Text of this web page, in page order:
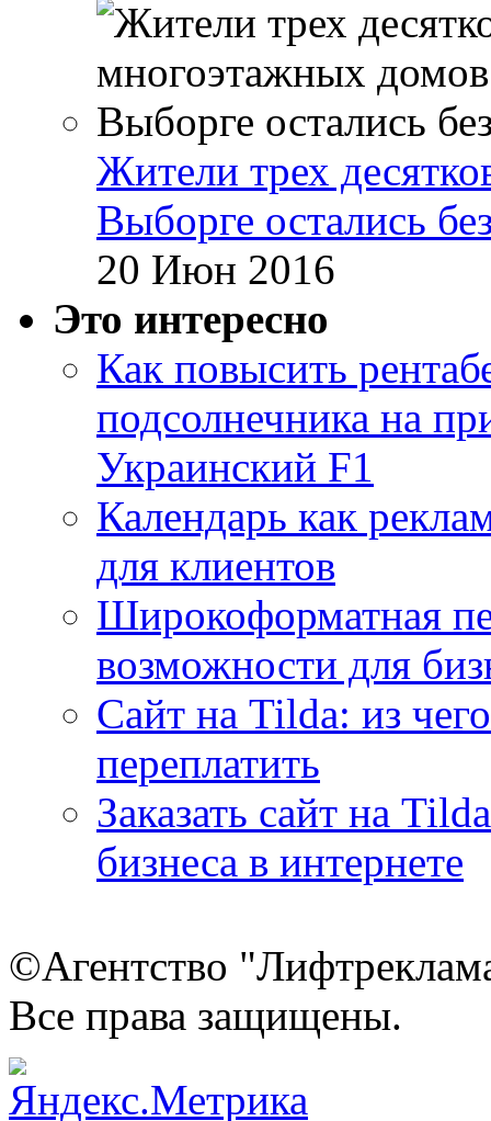
Жители трех
Выборге остались
20 Июн 2016
Это интересно
Как повысить
подсолнечника на
Украинский F1
Календарь как
для клиентов
Широкоформатная
возможности для
Сайт на Tilda: из
переплатить
Заказать сайт на
бизнеса в интернете
©Агентство
Все права защищены.